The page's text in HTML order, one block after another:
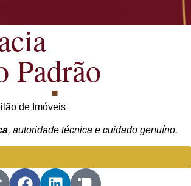
Padrão
de Imóveis
, autoridade técnica e cuidado genuíno.